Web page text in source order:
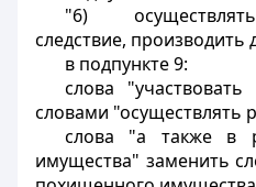
"6)
следствие, производить
в подпункте 9:
слова
словами "осуществлять
слова "а также в
имущества" заменить